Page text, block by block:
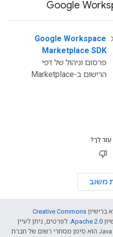
Google Workspace
Marketplace SDK
פרסום וניהול של דפי
הרישום ב-Marketplace
לך?
משוב
ברישיון Creative Commons
Apache 2.0. לפרטים, ניתן לעיין
.‏ Java הוא סימן מסחרי רשום של חברת